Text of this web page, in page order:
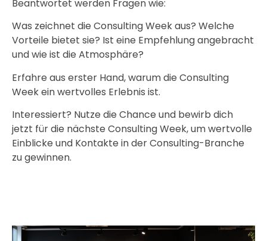
Beantwortet werden Fragen wie:
Was zeichnet die Consulting Week aus? Welche
Vorteile bietet sie? Ist eine Empfehlung angebracht
und wie ist die Atmosphäre?
Erfahre aus erster Hand, warum die Consulting
Week ein wertvolles Erlebnis ist.
Interessiert? Nutze die Chance und bewirb dich
jetzt für die nächste Consulting Week, um wertvolle
Einblicke und Kontakte in der Consulting-Branche
zu gewinnen.